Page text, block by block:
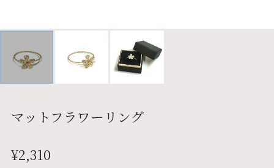
マットフラワーリング
¥2,310